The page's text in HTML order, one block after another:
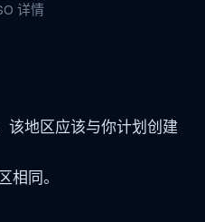
详情
该地区应该与你计划创建
相同。